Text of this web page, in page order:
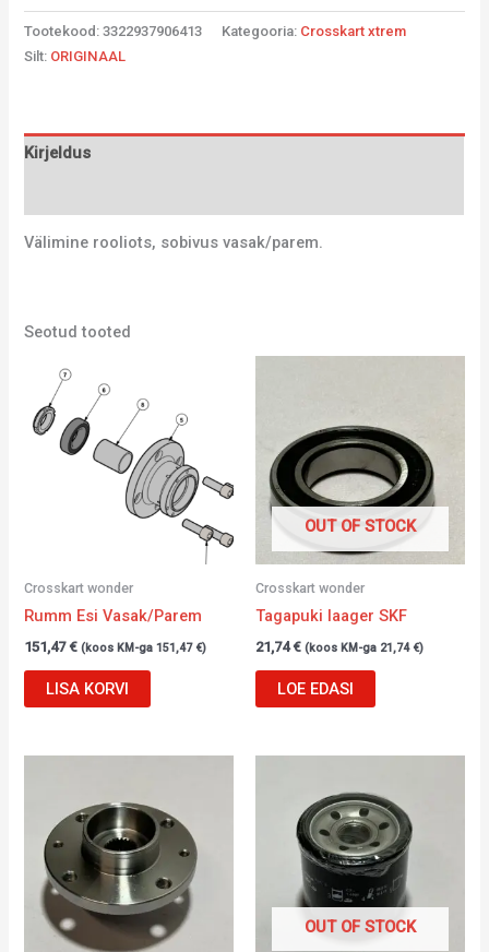
Tootekood:3322937906413 Kategooria: Crosskart xtrem
Silt: ORIGINAAL
Kirjeldus
Välimine rooliots, sobivus vasak/parem.
Seotud tooted
Crosskart wonder
Rumm Esi Vasak/Parem
151,47€ (koos KM-ga151,47 €)
LISA KORVI
OUT OF STOCK
Crosskart wonder
Tagapuki laager SKF
21,74€ (koos KM-ga 21,74 €)
LOE EDASI
OUT OF STOCK